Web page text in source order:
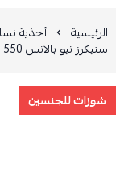
الرئيسية أحذية
سنيكرز نيو بالانس 550 أبيض أزرق رياضي عصري
شوزات للجنسين